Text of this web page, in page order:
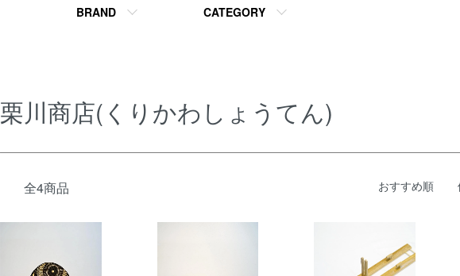
BRAND CATEGORY
栗川商店(くりかわしょうてん)
全4商品 おすすめ順